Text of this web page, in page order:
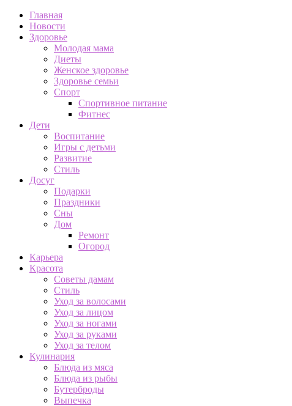
Главная
Новости
Здоровье
Молодая мама
Диеты
Женское здоровье
Здоровье семьи
Спорт
Спортивное питание
Фитнес
Дети
Воспитание
Игры с детьми
Развитие
Стиль
Досуг
Подарки
Праздники
Сны
Дом
Ремонт
Огород
Карьера
Красота
Советы дамам
Стиль
Уход за волосами
Уход за лицом
Уход за ногами
Уход за руками
Уход за телом
Кулинария
Блюда из мяса
Блюда из рыбы
Бутерброды
Выпечка